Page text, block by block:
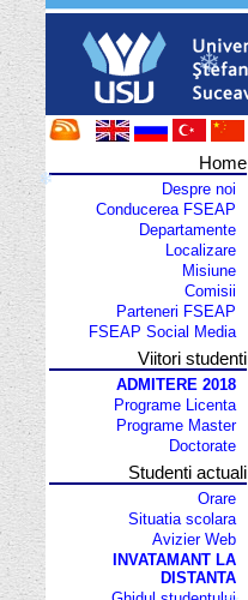
Home
Despre noi
Conducerea FSEAP
Departamente
Localizare
Misiune
Comisii
Parteneri FSEAP
FSEAP Social Media
Viitori studenti
ADMITERE 2018
Programe Licenta
Programe Master
Doctorate
Studenti actuali
Orare
Situatia scolara
Avizier Web
INVATAMANT LA
DISTANTA
❄
❄